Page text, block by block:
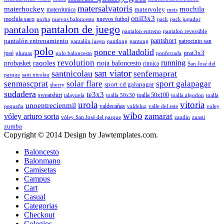
materhockey materritmica matersalvatoris matervoley meis mochila
mochila saco norba nuevos baloncesto nuevos futbol onil3x3 pack pack jugador
pantalonpantalon de juego pantalon entreno pantalon reversible
pantalón entrenamiento pantalón juego pantlong pantong pantshort patrocinio san
josé plumas polo polo baloncesto ponce valladolid ponferrada prat3x3
probasket raqoles revolution rioja baloncesto ritmica running San José del
parque sant nicolau santnicolau san viator senfemaprat
senmascprat sherry solar flare sport cd galapagar sport galapagar
sudadera sweatshirt talayuela te3x3 toalla 50x30 toalla 50x100 toalla algodon toalla
pequeña unoentrecienmil urola valdecañas valdeluz valle del este vitoria voley
vóley arturo soria vóley San José del parque wibo zamarat zaudin zuasti
zumba
Copyright © 2014 Design by Jawtemplates.com.
Baloncesto
Balonmano
Camisetas
Campus
Cart
Casual
Categorias
Checkout